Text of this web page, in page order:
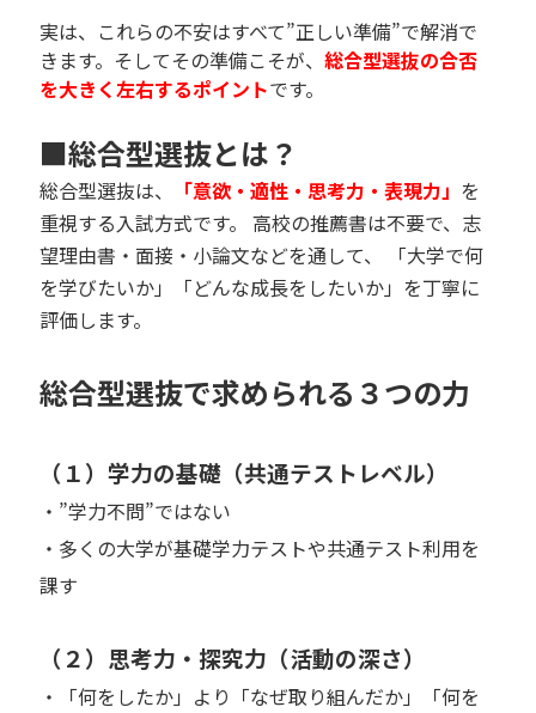
実は、これらの不安はすべて”正しい準備”で解消で
きます。そしてその準備こそが、総合型選抜の合否
を大きく左右するポイントです。
■総合型選抜とは？
総合型選抜は、 「意欲・適性・思考力・表現力」 を
重視する入試方式です。 高校の推薦書は不要で、志
望理由書・面接・小論文などを通して、 「大学で何
を学びたいか」「どんな成長をしたいか」を丁寧に
評価します。
総合型選抜で求められる３つの力
（１）学力の基礎（共通テストレベル）
・”学力不問”ではない
・多くの大学が基礎学力テストや共通テスト利用を
課す
（２）思考力・探究力（活動の深さ）
・「何をしたか」より「なぜ取り組んだか」「何を